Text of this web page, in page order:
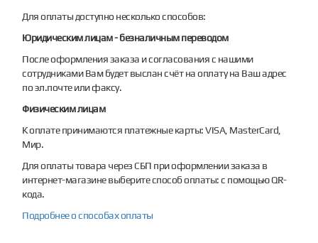
Для оплаты доступно несколько способов:
Юридическим лицам - безналичным переводом
После оформления заказа и согласования с нашими
сотрудниками Вам будет выслан счёт на оплату на Ваш адрес
по эл.почте или факсу.
Физическим лицам
К оплате принимаются платежные карты: VISA, MasterCard,
Мир.
Для оплаты товара через СБП при оформлении заказа в
интернет-магазине выберите способ оплаты: с помощью QR-
кода.
Подробнее о способах оплаты